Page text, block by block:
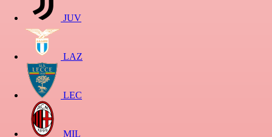
JUV
LAZ
LEC
MIL